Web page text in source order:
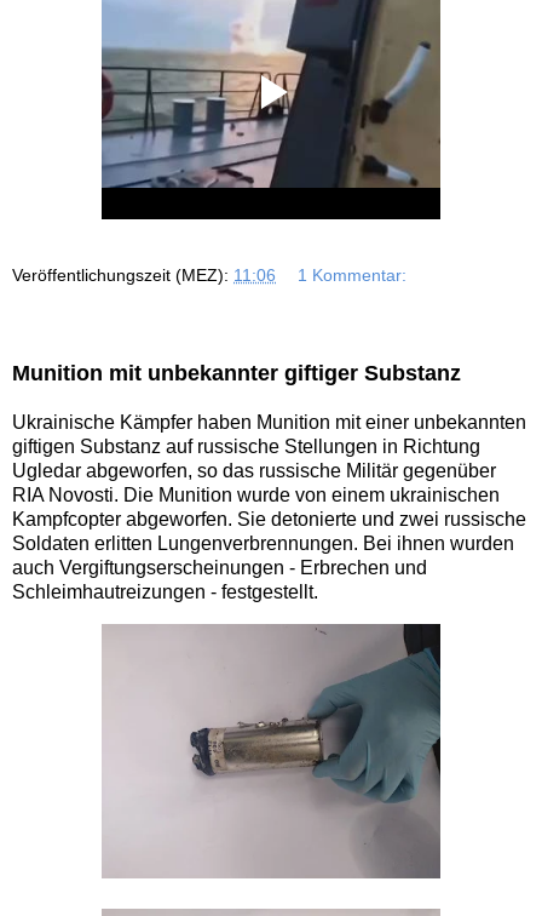
Veröffentlichungszeit (MEZ): 11:06 1 Kommentar:
Munition mit unbekannter giftiger Substanz
Ukrainische Kämpfer haben Munition mit einer unbekannten
giftigen Substanz auf russische Stellungen in Richtung
Ugledar abgeworfen, so das russische Militär gegenüber
RIA Novosti. Die Munition wurde von einem ukrainischen
Kampfcopter abgeworfen. Sie detonierte und zwei russische
Soldaten erlitten Lungenverbrennungen. Bei ihnen wurden
auch Vergiftungserscheinungen - Erbrechen und
Schleimhautreizungen - festgestellt.